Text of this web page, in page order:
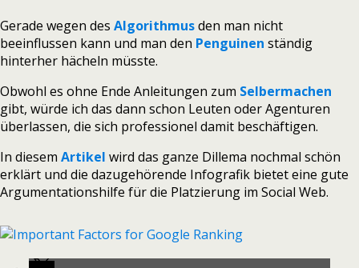
Gerade wegen des Algorithmusden man nicht
beeinflussen kann und man den Penguinen ständig
hinterher hächeln müsste.
Obwohl es ohne Ende Anleitungen zum Selbermachen
gibt, würde ich das dann schon Leuten oder Agenturen
überlassen, die sich professionel damit beschäftigen.
In diesem Artikel wird das ganze Dillema nochmal schön
erklärt und die dazugehörende Infografik bietet eine gute
Argumentationshilfe für die Platzierung im Social Web.